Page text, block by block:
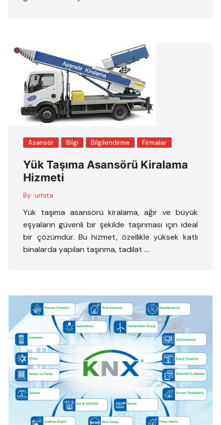
Asansör Bilgi Bilgilendirme Firmalar
Yük Taşıma Asansörü Kiralama
Hizmeti
By: urhita
Yük taşıma asansörü kiralama, ağır ve büyük
eşyaların güvenli bir şekilde taşınması için ideal
bir çözümdür. Bu hizmet, özellikle yüksek katlı
binalarda yapılan taşınma, tadilat ….